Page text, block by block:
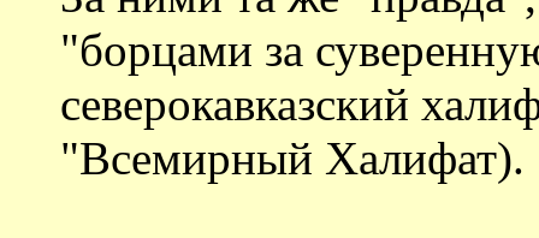
"борцами за
северокавказский
"Всемирный Халифат).